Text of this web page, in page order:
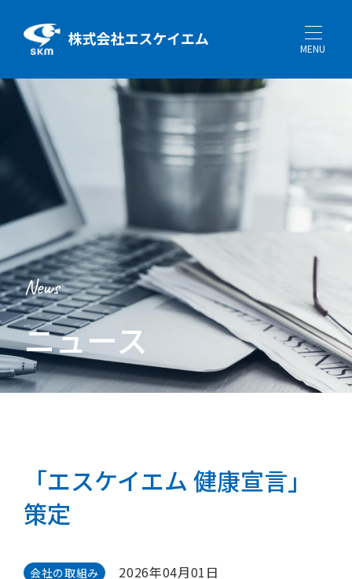
MENU
News
ニュース
「エスケイエム 健康宣言」
策定
会社の取組み 2026年04月01日